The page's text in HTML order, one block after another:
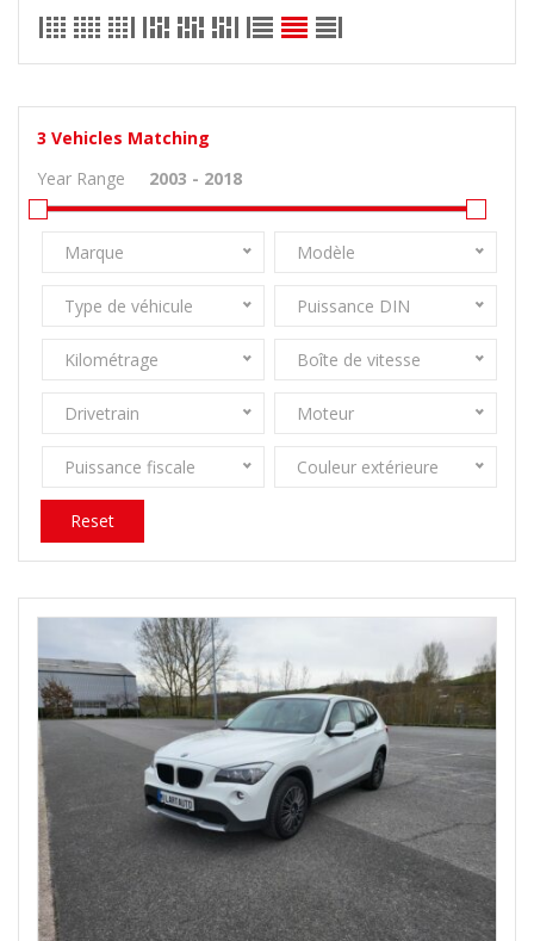
3 Vehicles Matching
Year Range
Marque Modèle
Type de véhicule Puissance DIN
Kilométrage Boîte de vitesse
Drivetrain Moteur
Puissance fiscale Couleur extérieure
Reset